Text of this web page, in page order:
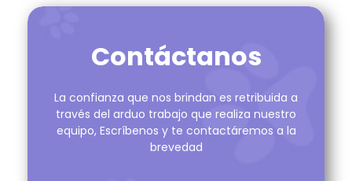
Contáctanos
La confianza que nos brindan es retribuida a
través del arduo trabajo que realiza nuestro
equipo, Escríbenos y te contactáremos a la
brevedad